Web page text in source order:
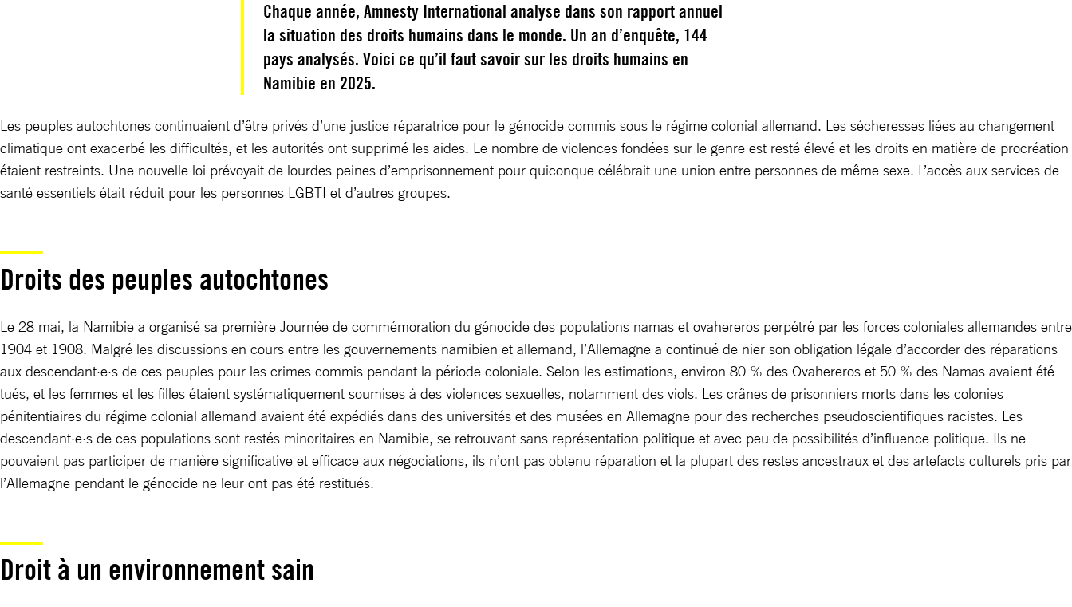
Chaque année, Amnesty International analyse dans son rapport annuel
la situation des droits humains dans le monde. Un an d’enquête, 144
pays analysés. Voici ce qu’il faut savoir sur les droits humains en
Namibie en 2025.
Les peuples autochtones continuaient d’être privés d’une justice réparatrice pour le génocide commis sous le régime colonial allemand. Les sécheresses liées au changement
climatique ont exacerbé les difficultés, et les autorités ont supprimé les aides. Le nombre de violences fondées sur le genre est resté élevé et les droits en matière de procréation
étaient restreints. Une nouvelle loi prévoyait de lourdes peines d’emprisonnement pour quiconque célébrait une union entre personnes de même sexe. L’accès aux services de
santé essentiels était réduit pour les personnes LGBTI et d’autres groupes.
Droits des peuples autochtones
Le 28 mai, la Namibie a organisé sa première Journée de commémoration du génocide des populations namas et ovahereros perpétré par les forces coloniales allemandes entre
1904 et 1908. Malgré les discussions en cours entre les gouvernements namibien et allemand, l’Allemagne a continué de nier son obligation légale d’accorder des réparations
aux descendant·e·s de ces peuples pour les crimes commis pendant la période coloniale. Selon les estimations, environ 80 % des Ovahereros et 50 % des Namas avaient été
tués, et les femmes et les filles étaient systématiquement soumises à des violences sexuelles, notamment des viols. Les crânes de prisonniers morts dans les colonies
pénitentiaires du régime colonial allemand avaient été expédiés dans des universités et des musées en Allemagne pour des recherches pseudoscientifiques racistes. Les
descendant·e·s de ces populations sont restés minoritaires en Namibie, se retrouvant sans représentation politique et avec peu de possibilités d’influence politique. Ils ne
pouvaient pas participer de manière significative et efficace aux négociations, ils n’ont pas obtenu réparation et la plupart des restes ancestraux et des artefacts culturels pris par
l’Allemagne pendant le génocide ne leur ont pas été restitués.
Droit à un environnement sain